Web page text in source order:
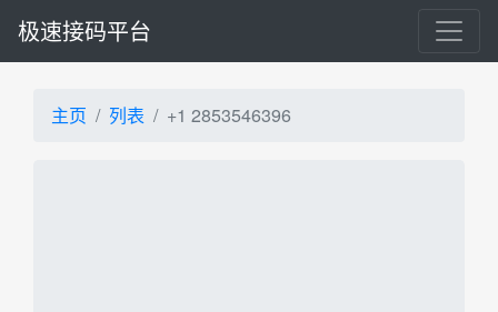
极速接码平台
主页 列表 +1 2853546396